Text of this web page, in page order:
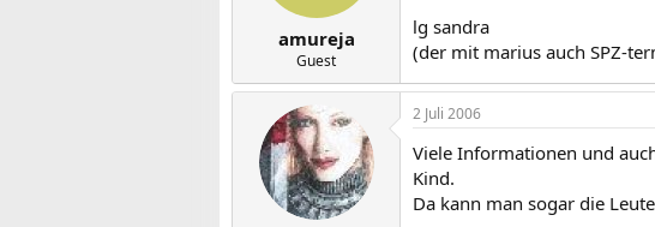
amureja
Guest
lg sandra
(der mit marius auch SPZ-
2 Juli 2006
Viele Informationen und
Kind.
Da kann man sogar die